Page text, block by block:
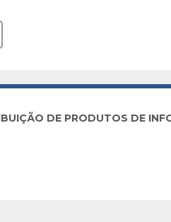
DE PRODUTOS DE